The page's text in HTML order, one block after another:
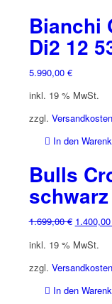
Bianchi
Di2 12
5.990,00 €
inkl. 19 % MwSt.
zzgl. Versandkosten
In den
Bulls
1.699,00€
war:
1.699,00 €
1.400,00
inkl. 19 % MwSt.
zzgl. Versandkosten
In den